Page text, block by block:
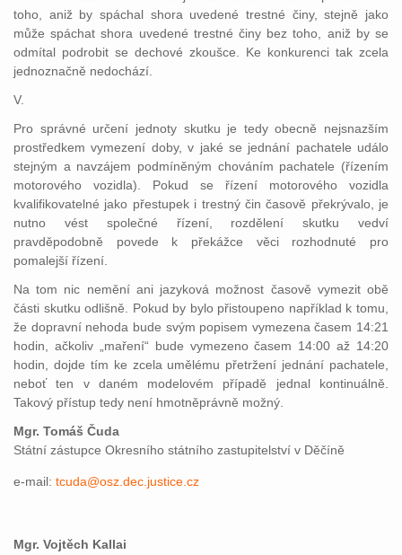
toho, aniž by spáchal shora uvedené trestné činy, stejně jako
může spáchat shora uvedené trestné činy bez toho, aniž by se
odmítal podrobit se dechové zkoušce. Ke konkurenci tak zcela
jednoznačně nedochází.
V.
Pro správné určení jednoty skutku je tedy obecně nejsnazším
prostředkem vymezení doby, v jaké se jednání pachatele událo
stejným a navzájem podmíněným chováním pachatele (řízením
motorového vozidla). Pokud se řízení motorového vozidla
kvalifikovatelné jako přestupek i trestný čin časově překrývalo, je
nutno vést společné řízení, rozdělení skutku vedví
pravděpodobně povede k překážce věci rozhodnuté pro
pomalejší řízení.
Na tom nic nemění ani jazyková možnost časově vymezit obě
části skutku odlišně. Pokud by bylo přistoupeno například k tomu,
že dopravní nehoda bude svým popisem vymezena časem 14:21
hodin, ačkoliv „maření“ bude vymezeno časem 14:00 až 14:20
hodin, dojde tím ke zcela umělému přetržení jednání pachatele,
neboť ten v daném modelovém případě jednal kontinuálně.
Takový přístup tedy není hmotněprávně možný.
Mgr. Tomáš Čuda
Státní zástupce Okresního státního zastupitelství v Děčíně
e-mail: tcuda@osz.dec.justice.cz
Mgr. Vojtěch Kallai